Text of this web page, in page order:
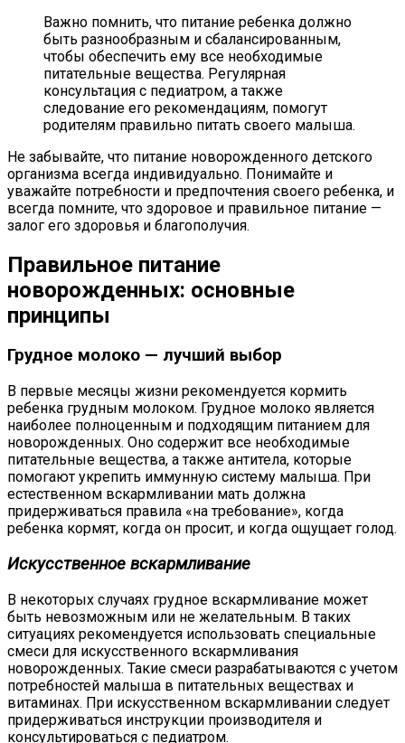
Важно помнить, что питание ребенка должно
быть разнообразным и сбалансированным,
чтобы обеспечить ему все необходимые
питательные вещества. Регулярная
консультация с педиатром, а также
следование его рекомендациям, помогут
родителям правильно питать своего малыша.
Не забывайте, что питание новорожденного детского
организма всегда индивидуально. Понимайте и
уважайте потребности и предпочтения своего ребенка, и
всегда помните, что здоровое и правильное питание —
залог его здоровья и благополучия.
Правильное питание
новорожденных: основные
принципы
Грудное молоко — лучший выбор
В первые месяцы жизни рекомендуется кормить
ребенка грудным молоком. Грудное молоко является
наиболее полноценным и подходящим питанием для
новорожденных. Оно содержит все необходимые
питательные вещества, а также антитела, которые
помогают укрепить иммунную систему малыша. При
естественном вскармливании мать должна
придерживаться правила «на требование», когда
ребенка кормят, когда он просит, и когда ощущает голод.
Искусственное вскармливание
В некоторых случаях грудное вскармливание может
быть невозможным или не желательным. В таких
ситуациях рекомендуется использовать специальные
смеси для искусственного вскармливания
новорожденных. Такие смеси разрабатываются с учетом
потребностей малыша в питательных веществах и
витаминах. При искусственном вскармливании следует
придерживаться инструкции производителя и
консультироваться с педиатром.